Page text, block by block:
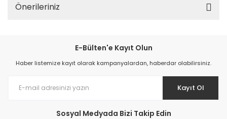
Önerileriniz
E-Bülten'e Kayıt Olun
Haber listemize kayıt olarak kampanyalardan, haberdar olabilirsiniz.
Kayıt Ol
Sosyal Medyada Bizi Takip Edin